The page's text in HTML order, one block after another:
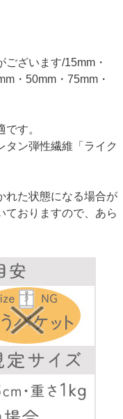
ざいます/15mm・
・50mm・75mm・
す。
タン弾性繊維「ライク
れた状態になる場合が
ておりますので、あら